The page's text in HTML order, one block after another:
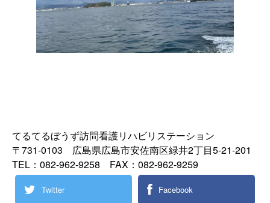
てるてるぼうず訪問看護リハビリステーション
〒731-0103 広島県広島市安佐南区緑井2丁目5-21-201
TEL：082-962-9258 FAX：082-962-9259
Twitter Facebook